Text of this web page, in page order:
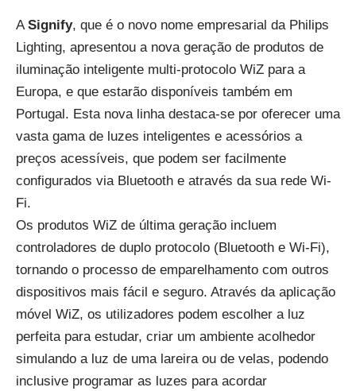
A Signify, que é o novo nome empresarial da Philips
Lighting, apresentou a nova geração de produtos de
iluminação inteligente multi-protocolo WiZ para a
Europa, e que estarão disponíveis também em
Portugal. Esta nova linha destaca-se por oferecer uma
vasta gama de luzes inteligentes e acessórios a
preços acessíveis, que podem ser facilmente
configurados via Bluetooth e através da sua rede Wi-
Fi.
Os produtos WiZ de última geração incluem
controladores de duplo protocolo (Bluetooth e Wi-Fi),
tornando o processo de emparelhamento com outros
dispositivos mais fácil e seguro. Através da aplicação
móvel WiZ, os utilizadores podem escolher a luz
perfeita para estudar, criar um ambiente acolhedor
simulando a luz de uma lareira ou de velas, podendo
inclusive programar as luzes para acordar